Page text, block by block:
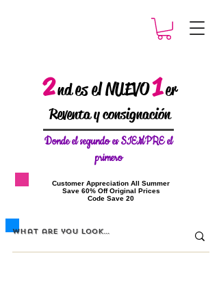
2ndes el NUEVO1er
Reventa y consignación
Donde elsegundo es SIEMPRE el
primero
​Customer Appreciation All Summer
​Save 60% Off Original Prices
​Code Save 20